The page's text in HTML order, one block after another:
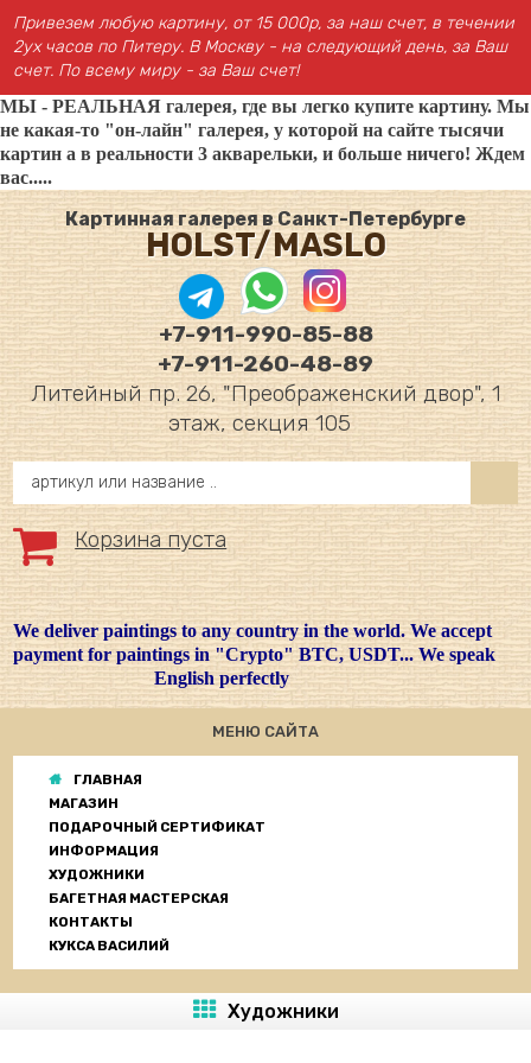
Привезем любую картину, от 15 000р, за наш счет, в течении
2ух часов по Питеру. В Москву - на следующий день, за Ваш
счет. По всему миру - за Ваш счет!
МЫ - РЕАЛЬНАЯ галерея, где вы легко купите картину. Мы
не какая-то "он-лайн" галерея, у которой на сайте тысячи
картин а в реальности 3 акварельки, и больше ничего! Ждем
вас.....
Картинная галерея в Санкт-Петербурге
HOLST/MASLO
+7-911-990-85-88
+7-911-260-48-89
Литейный пр. 26, "Преображенский двор", 1
этаж, секция 105
Корзина пуста
We deliver paintings to any country in the world. We accept
payment for paintings in "Crypto" BTC, USDT... We speak
English perfectly
МЕНЮ САЙТА
ГЛАВНАЯ
МАГАЗИН
ПОДАРОЧНЫЙ СЕРТИФИКАТ
ИНФОРМАЦИЯ
ХУДОЖНИКИ
БАГЕТНАЯ МАСТЕРСКАЯ
КОНТАКТЫ
КУКСА ВАСИЛИЙ
Художники